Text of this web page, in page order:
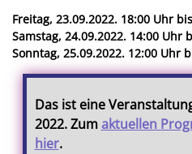
Freitag, 23.09.2022. 18:00 Uhr
Samstag, 24.09.2022. 14:00 Uhr
Sonntag, 25.09.2022. 12:00 Uhr
Das ist eine
2022. Zumaktuellen
hier.